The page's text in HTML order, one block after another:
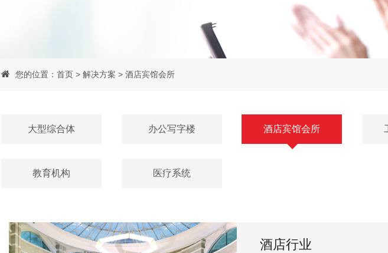
您的位置： 首页 > 解决方案 > 酒店宾馆会所
大型综合体 办公写字楼 酒店宾馆会所
教育机构 医疗系统
酒店行业